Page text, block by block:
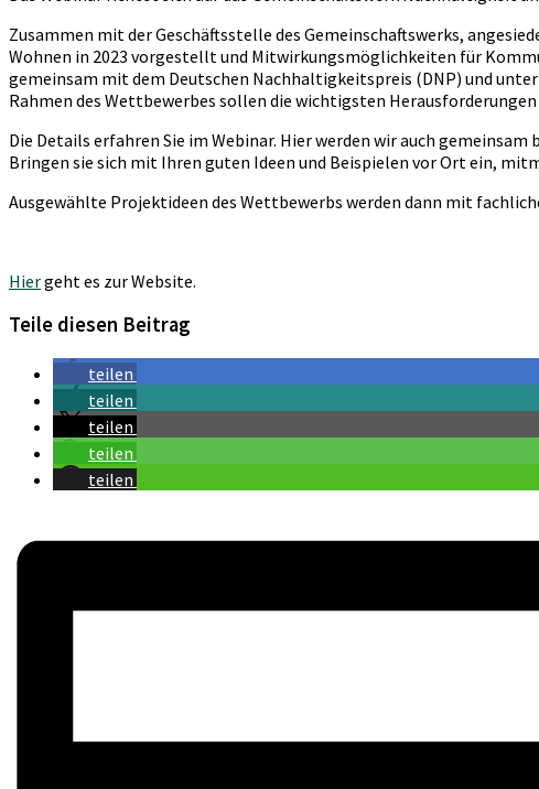
Zusammen mit der Geschäftsstelle des Gemeinschaftswerks,
Wohnen in 2023 vorgestellt und Mitwirkungsmöglichkeiten für
gemeinsam mit dem Deutschen Nachhaltigkeitspreis (DNP) und
Rahmen des Wettbewerbes sollen die wichtigsten
Die Details erfahren Sie im Webinar. Hier werden wir auch
Bringen sie sich mit Ihren guten Ideen und Beispielen vor Ort ein,
Ausgewählte Projektideen des Wettbewerbs werden dann mit
Hiergeht es zur Website.
Teile diesen Beitrag
teilen
teilen
teilen
teilen
teilen